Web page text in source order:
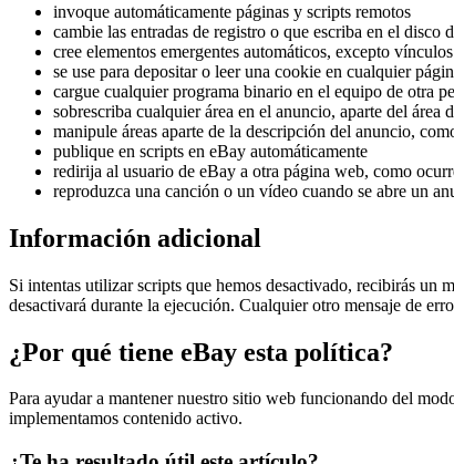
invoque automáticamente páginas y scripts remotos
cambie las entradas de registro o que escriba en el disco
cree elementos emergentes automáticos, excepto
se use para depositar o leer una cookie en cualquier
cargue cualquier programa binario en el equipo de otra
sobrescriba cualquier área en el anuncio, aparte del área
manipule áreas aparte de la descripción del anuncio,
publique en scripts en eBay automáticamente
redirija al usuario de eBay a otra página web, como
reproduzca una canción o un vídeo cuando se abre un
Información adicional
Si intentas utilizar scripts que hemos desactivado, recibirás
desactivará durante la ejecución. Cualquier otro mensaje de
¿Por qué tiene eBay esta política?
Para ayudar a mantener nuestro sitio web funcionando del
implementamos contenido activo.